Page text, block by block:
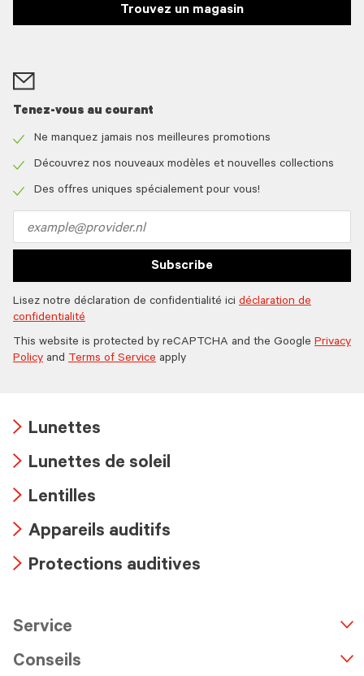
Trouvez un magasin
Tenez-vous au courant
icon
Ne manquez jamais nos meilleures promotions
icon
Découvrez nos nouveaux modèles et nouvelles collections
Des offres uniques spécialement pour vous!
address
Subscribe
Lisez notre déclaration de confidentialité ici déclaration de
confidentialité
This website is protected by reCAPTCHA and the Google Privacy
Policy and Terms of Service apply
icon
Lunettes
icon
Lunettes de soleil
icon
Lentilles
icon
Appareils auditifs
Protections auditives
Service
Conseils